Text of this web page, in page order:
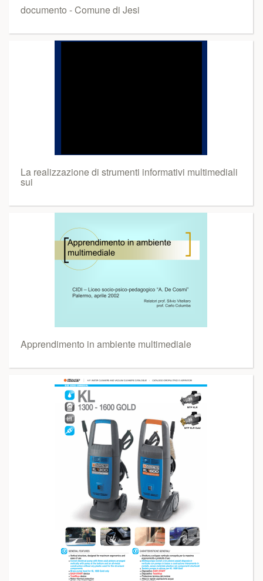
documento - Comune di Jesi
La realizzazione di strumenti informativi multimediali
sui
Apprendimento in ambiente multimediale